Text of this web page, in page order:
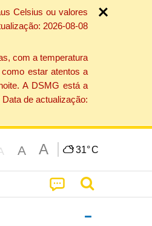
Celsius ou valores
2026-08-08
com a temperatura
estar atentos a
A DSMG está a
de actualização:
A A 31°C